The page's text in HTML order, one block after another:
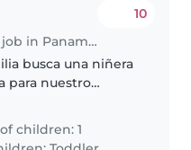
Babysitting job in Panama City
10
busca una niñera
para nuestro
que pueda c
children: 1